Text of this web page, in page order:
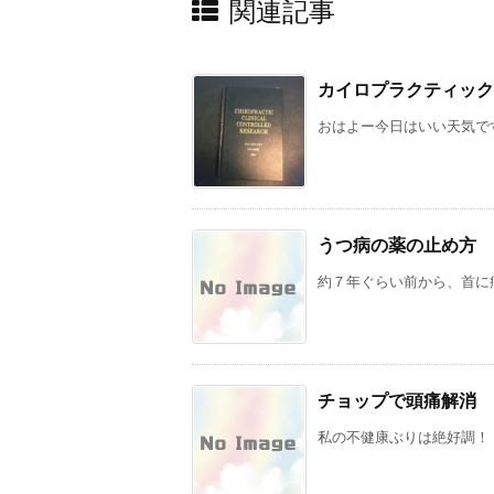
関連記事
カイロプラクティッ
おはよー今日はいい天気
うつ病の薬の止め方
約７年ぐらい前から、首
チョップで頭痛解消
私の不健康ぶりは絶好調